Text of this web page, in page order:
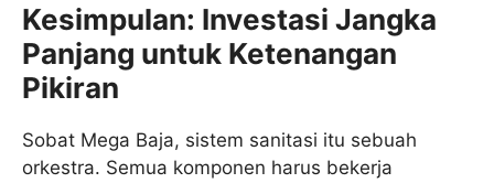
Kesimpulan: Investasi Jangka
Panjang untuk Ketenangan
Pikiran
Sobat Mega Baja, sistem sanitasi itu sebuah
orkestra. Semua komponen harus bekerja